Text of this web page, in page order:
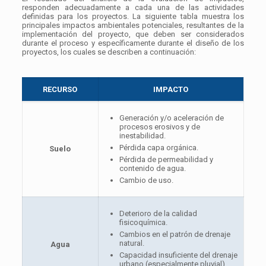
responden adecuadamente a cada una de las actividades
definidas para los proyectos. La siguiente tabla muestra los
principales impactos ambientales potenciales, resultantes de la
implementación del proyecto, que deben ser considerados
durante el proceso y específicamente durante el diseño de los
proyectos, los cuales se describen a continuación:
RECURSO IMPACTO
Suelo
Generación y/o aceleración de
procesos erosivos y de
inestabilidad.
Pérdida capa orgánica.
Pérdida de permeabilidad y
contenido de agua.
Cambio de uso.
Agua
Deterioro de la calidad
fisicoquímica.
Cambios en el patrón de drenaje
natural.
Capacidad insuficiente del drenaje
urbano (especialmente pluvial).